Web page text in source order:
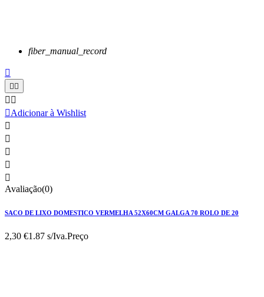
fiber_manual_record

 
 
Adicionar à Wishlist





Avaliação(0)
SACO DE LIXO DOMESTICO VERMELHA 52X60CM GALGA 70 ROLO DE 20
2,30 €1.87 s/Iva.Preço